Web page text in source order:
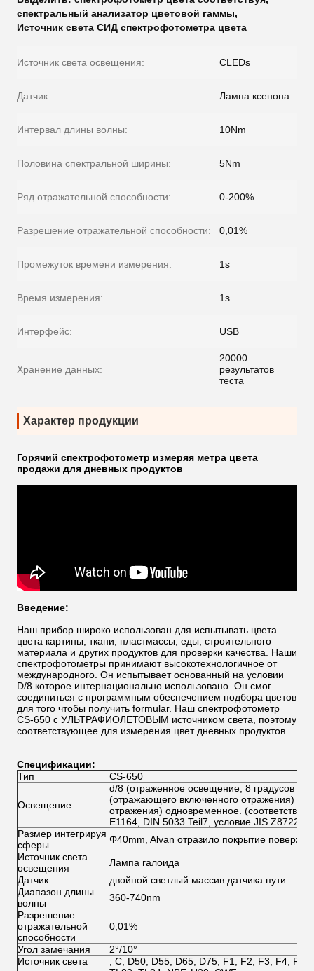
спектральный анализатор цветовой гаммы,
Источник света СИД спектрофотометра цвета
Источник света освещения: CLEDs
Датчик: Лампа ксенона
Интервал длины волны: 10Nm
Половина спектральной ширины: 5Nm
Ряд отражательной способности: 0-200%
Разрешение отражательной способности: 0,01%
Промежуток времени измерения: 1s
Время измерения: 1s
Интерфейс: USB
Хранение данных:
20000
результатов
теста
Характер продукции
Горячий спектрофотометр измеряя метра цвета
продажи для дневных продуктов
Введение:
Наш прибор широко использован для испытывать цвета
цвета картины, ткани, пластмассы, еды, строительного
материала и других продуктов для проверки качества. Наши
спектрофотометры принимают высокотехнологичное от
международного. Он испытывает основанный на условии
D/8 которое интернационально использовано. Он смог
соединиться с программным обеспечением подбора цветов
для того чтобы получить formular. Наш спектрофотометр
CS-650 с УЛЬТРАФИОЛЕТОВЫМ источником света, поэтому
соответствующее для измерения цвет дневных продуктов.
Спецификации:
Тип
CS-650
Освещение
d/8 (отраженное освещение, 8 градусов
(отражающего включенного отражения) /
отражения) одновременное.
E1164, DIN 5033 Teil7, условие JIS Z8722
Размер интегрируя
сферы
Φ40mm, Alvan отразило покрытие
Источник света
освещения
Лампа галоида
Датчик
двойной светлый массив датчика пути
Диапазон длины
волны
360-740nm
Разрешение
отражательной
способности
0,01%
Угол замечания
2°/10°
Источник света
, C, D50, D55, D65, D75, F1, F2, F3, F4,